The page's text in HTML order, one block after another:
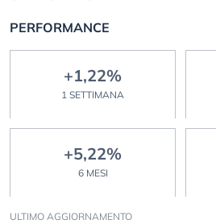
PERFORMANCE
+1,22%
1 SETTIMANA
+5,22%
6 MESI
ULTIMO AGGIORNAMENTO